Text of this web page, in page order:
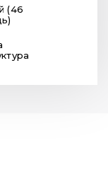
(46